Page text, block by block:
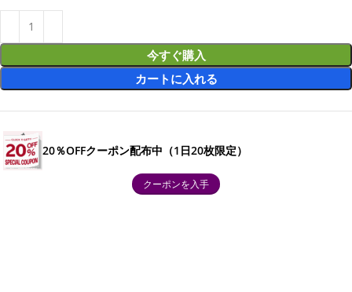
カートに入れる
今すぐ購入
20％OFFクーポン配布中（1日20枚限定）
クーポンを入手